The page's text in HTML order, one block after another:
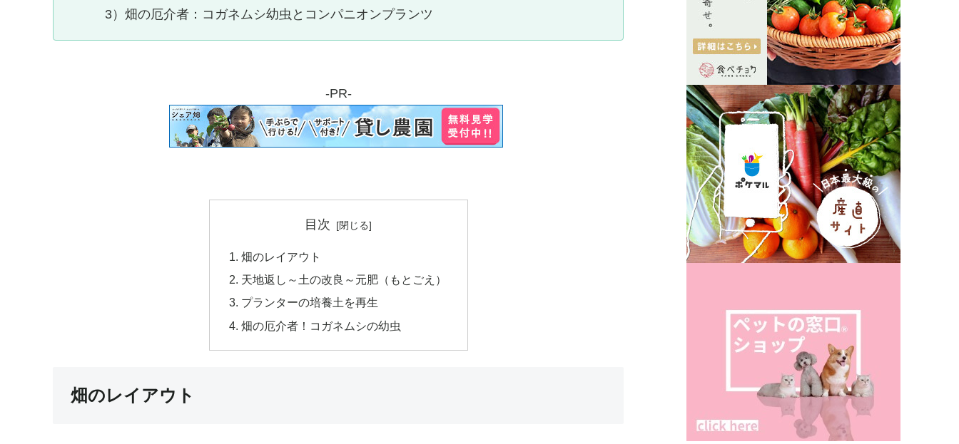
3）畑の厄介者：コガネムシ幼虫とコンパニオンプランツ
-PR-
目次
畑のレイアウト
天地返し～土の改良～元肥（もとごえ）
プランターの培養土を再生
畑の厄介者！コガネムシの幼虫
畑のレイアウト